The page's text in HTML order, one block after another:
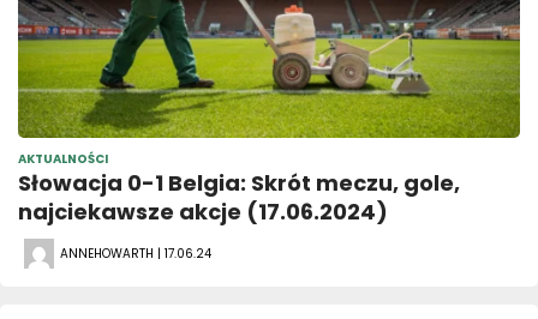
AKTUALNOŚCI
Słowacja 0-1 Belgia: Skrót meczu, gole,
najciekawsze akcje (17.06.2024)
ANNEHOWARTH | 17.06.24